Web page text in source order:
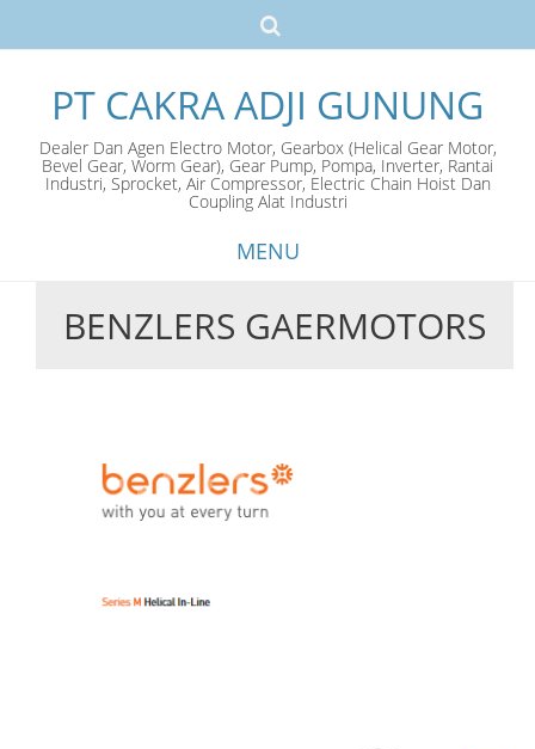
PT CAKRA ADJI GUNUNG
Dealer Dan Agen Electro Motor, Gearbox (Helical Gear Motor,
Bevel Gear, Worm Gear), Gear Pump, Pompa, Inverter, Rantai
Industri, Sprocket, Air Compressor, Electric Chain Hoist Dan
Coupling Alat Industri
MENU
Skip
BENZLERS GAERMOTORS